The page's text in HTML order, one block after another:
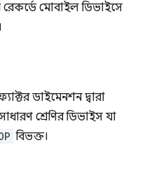
রেকর্ডে মোবাইল ডিভাইসে
ডাইমেনশন দ্বারা
শ্রেণির ডিভাইস যা
বিভক্ত।